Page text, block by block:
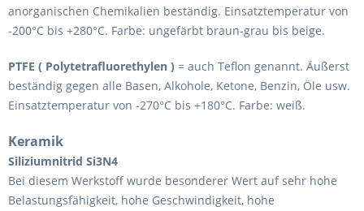
anorganischen Chemikalien beständig. Einsatztemperatur von
-200°C bis +280°C. Farbe: ungefärbt braun-grau bis beige.
PTFE ( Polytetrafluorethylen ) = auch Teflon genannt. Äußerst
beständig gegen alle Basen, Alkohole, Ketone, Benzin, Öle usw.
Einsatztemperatur von -270°C bis +180°C. Farbe: weiß.
Keramik
Siliziumnitrid Si3N4
Bei diesem Werkstoff wurde besonderer Wert auf sehr hohe
Belastungsfähigkeit, hohe Geschwindigkeit, hohe